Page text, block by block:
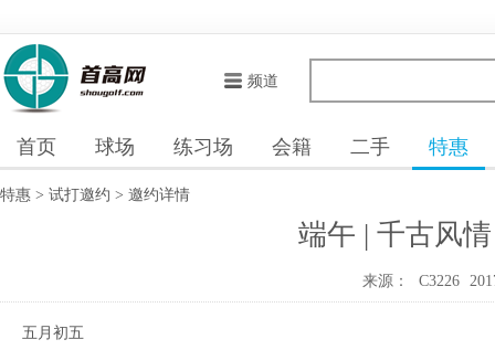
频道
首页 球场 练习场 会籍 二手 特惠
特惠 > 试打邀约 > 邀约详情
端午 | 千古风
来源： C3226
五月初五